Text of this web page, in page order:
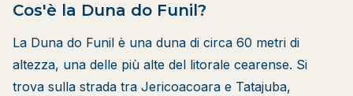
Cos'è la Duna do Funil?
La Duna do Funil è una duna di circa 60 metri di
altezza, una delle più alte del litorale cearense. Si
trova sulla strada tra Jericoacoara e Tatajuba,